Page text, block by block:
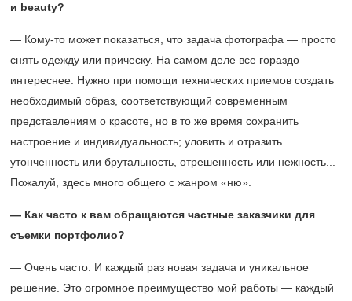
и beauty?
— Кому-то может показаться, что задача фотографа — просто
снять одежду или прическу. На самом деле все гораздо
интереснее. Нужно при помощи технических приемов создать
необходимый образ, соответствующий современным
представлениям о красоте, но в то же время сохранить
настроение и индивидуальность; уловить и отразить
утонченность или брутальность, отрешенность или нежность...
Пожалуй, здесь много общего с жанром «ню».
— Как часто к вам обращаются частные заказчики для
съемки портфолио?
— Очень часто. И каждый раз новая задача и уникальное
решение. Это огромное преимущество мой работы — каждый